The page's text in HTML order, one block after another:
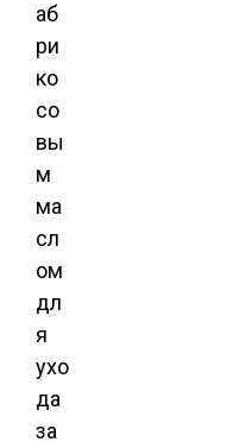
аб
ри
ко
со
вы
м
ма
сл
ом
дл
я
ухо
да
за